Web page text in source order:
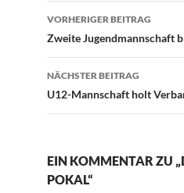
VORHERIGER BEITRAG
Zweite Jugendmannschaft
NÄCHSTER BEITRAG
U12-Mannschaft holt
EIN KOMMENTAR ZU
POKAL“